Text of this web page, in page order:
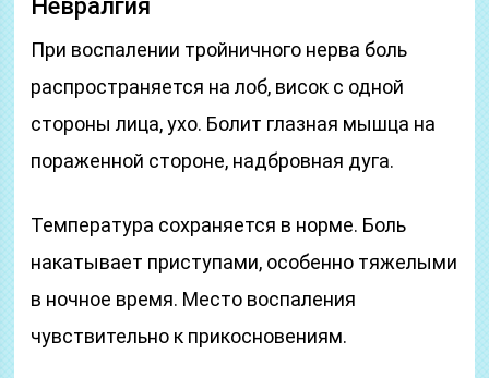
Невралгия
При воспалении тройничного нерва боль
распространяется на лоб, висок с одной
стороны лица, ухо. Болит глазная мышца на
пораженной стороне, надбровная дуга.
Температура сохраняется в норме. Боль
накатывает приступами, особенно тяжелыми
в ночное время. Место воспаления
чувствительно к прикосновениям.